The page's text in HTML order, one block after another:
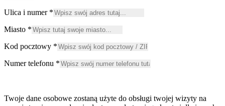
Ulica i numer *
Miasto *
Kod pocztowy *
Numer telefonu *
Twoje dane osobowe zostaną użyte do obsługi twojej wizyty na